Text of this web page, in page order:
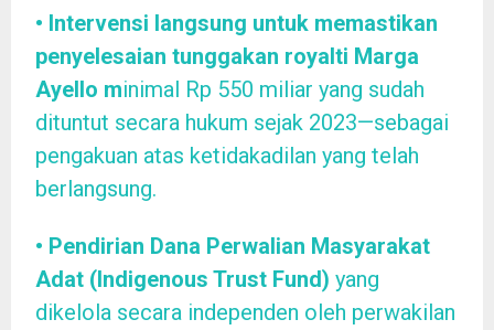
• Intervensi langsung untuk memastikan
penyelesaian tunggakan royalti Marga
Ayello minimal Rp 550 miliar yang sudah
dituntut secara hukum sejak 2023—sebagai
pengakuan atas ketidakadilan yang telah
berlangsung.
• Pendirian Dana Perwalian Masyarakat
Adat (Indigenous Trust Fund) yang
dikelola secara independen oleh perwakilan